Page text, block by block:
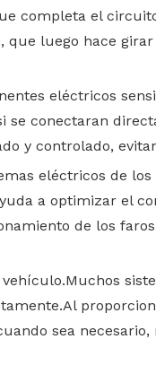
completa el
luego hace
eléctricos
conectaran
y controlado,
eléctricos de
a optimizar el
de los
sea